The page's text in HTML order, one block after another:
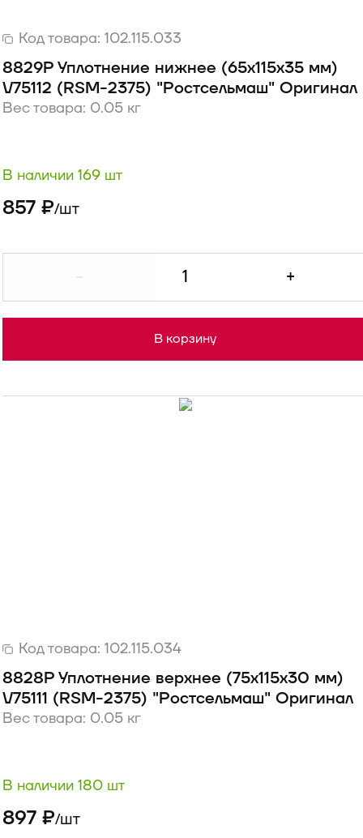
Код товара: 102.115.033
8829Р Уплотнение нижнее (65х115х35 мм)
V75112 (RSM-2375) "Ростсельмаш" Оригинал
Вес товара: 0.05 кг
В наличии 169 шт
857 ₽/шт
+
В корзину
Код товара: 102.115.034
8828Р Уплотнение верхнее (75х115х30 мм)
V75111 (RSM-2375) "Ростсельмаш" Оригинал
Вес товара: 0.05 кг
В наличии 180 шт
897 ₽/шт